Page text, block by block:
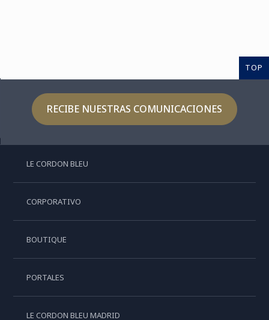
TOP
RECIBE NUESTRAS COMUNICACIONES
LE CORDON BLEU
CORPORATIVO
BOUTIQUE
PORTALES
LE CORDON BLEU MADRID